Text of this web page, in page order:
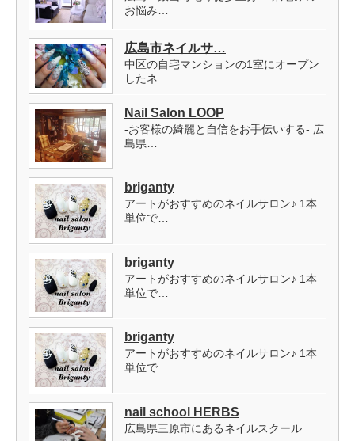
お悩み…
広島市ネイルサ…
中区の自宅マンションの1室にオープン
したネ…
Nail Salon LOOP
-お客様の綺麗と自信をお手伝いする- 広
島県…
briganty
アートがおすすめのネイルサロン♪ 1本
単位で…
briganty
アートがおすすめのネイルサロン♪ 1本
単位で…
briganty
アートがおすすめのネイルサロン♪ 1本
単位で…
nail school HERBS
広島県三原市にあるネイルスクール